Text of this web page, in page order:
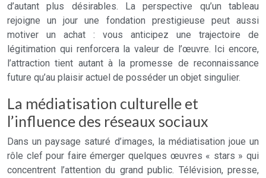
d’autant plus désirables. La perspective qu’un tableau
rejoigne un jour une fondation prestigieuse peut aussi
motiver un achat : vous anticipez une trajectoire de
légitimation qui renforcera la valeur de l’œuvre. Ici encore,
l’attraction tient autant à la promesse de reconnaissance
future qu’au plaisir actuel de posséder un objet singulier.
La médiatisation culturelle et
l’influence des réseaux sociaux
Dans un paysage saturé d’images, la médiatisation joue un
rôle clef pour faire émerger quelques œuvres « stars » qui
concentrent l’attention du grand public. Télévision, presse,